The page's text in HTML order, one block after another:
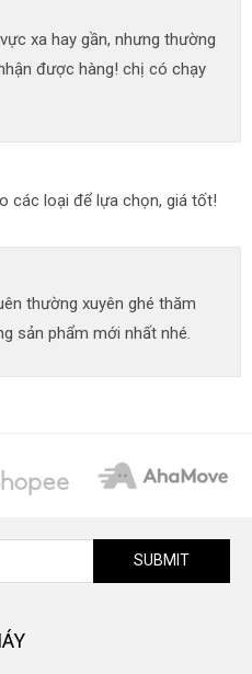
xa hay gần, nhưng thường
được hàng! chị có chạy
các loại để lựa chọn, giá tốt!
thường xuyên ghé thăm
sản phẩm mới nhất nhé.
SUBMIT